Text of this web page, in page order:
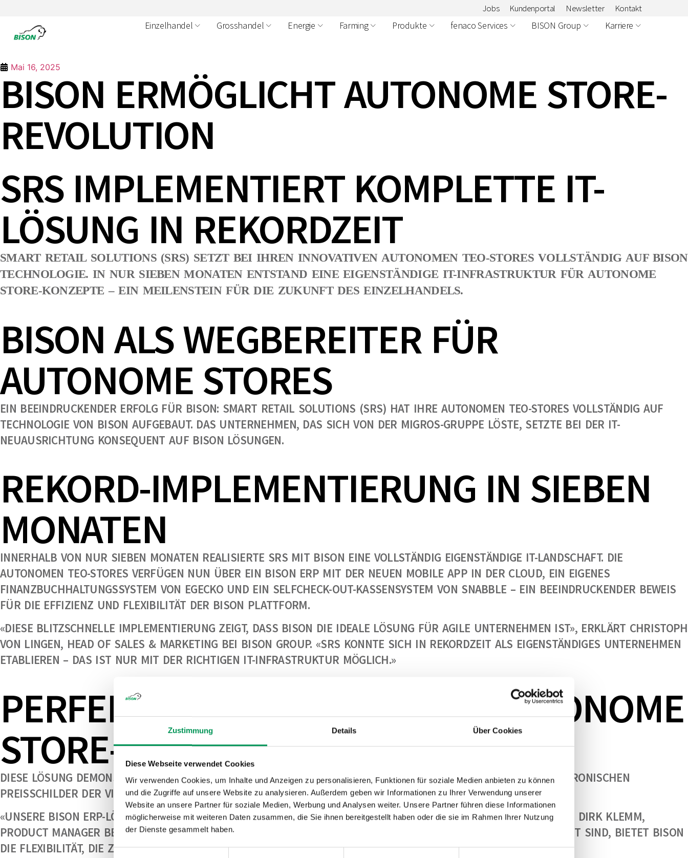
Zustimmung Details Über Cookies
Diese Webseite verwendet Cookies
Wir verwenden Cookies, um Inhalte und Anzeigen zu personalisieren, Funktionen für soziale Medien anbieten zu können
und die Zugriffe auf unsere Website zu analysieren. Außerdem geben wir Informationen zu Ihrer Verwendung unserer
Website an unsere Partner für soziale Medien, Werbung und Analysen weiter. Unsere Partner führen diese Informationen
möglicherweise mit weiteren Daten zusammen, die Sie ihnen bereitgestellt haben oder die sie im Rahmen Ihrer Nutzung
der Dienste gesammelt haben.
Einwilligungsauswahl
Jobs Kundenportal Newsletter Kontakt
Einzelhandel Grosshandel Energie Farming Produkte fenaco Services BISON Group Karriere
Mai 16, 2025
BISON ERMÖGLICHT AUTONOME STORE-
REVOLUTION
SRS IMPLEMENTIERT KOMPLETTE IT-
LÖSUNG IN REKORDZEIT
SMART RETAIL SOLUTIONS (SRS) SETZT BEI IHREN INNOVATIVEN AUTONOMEN TEO-STORES VOLLSTÄNDIG AUF BISON
TECHNOLOGIE. IN NUR SIEBEN MONATEN ENTSTAND EINE EIGENSTÄNDIGE IT-INFRASTRUKTUR FÜR AUTONOME
STORE-KONZEPTE – EIN MEILENSTEIN FÜR DIE ZUKUNFT DES EINZELHANDELS.
BISON ALS WEGBEREITER FÜR
AUTONOME STORES
EIN BEEINDRUCKENDER ERFOLG FÜR BISON: SMART RETAIL SOLUTIONS (SRS) HAT IHRE AUTONOMEN TEO-STORES VOLLSTÄNDIG AUF
TECHNOLOGIE VON BISON AUFGEBAUT. DAS UNTERNEHMEN, DAS SICH VON DER MIGROS-GRUPPE LÖSTE, SETZTE BEI DER IT-
NEUAUSRICHTUNG KONSEQUENT AUF BISON LÖSUNGEN.
REKORD-IMPLEMENTIERUNG IN SIEBEN
MONATEN
INNERHALB VON NUR SIEBEN MONATEN REALISIERTE SRS MIT BISON EINE VOLLSTÄNDIG EIGENSTÄNDIGE IT-LANDSCHAFT. DIE
AUTONOMEN TEO-STORES VERFÜGEN NUN ÜBER EIN BISON ERP MIT DER NEUEN MOBILE APP IN DER CLOUD, EIN EIGENES
FINANZBUCHHALTUNGSSYSTEM VON EGECKO UND EIN SELFCHECK-OUT-KASSENSYSTEM VON SNABBLE – EIN BEEINDRUCKENDER BEWEIS
FÜR DIE EFFIZIENZ UND FLEXIBILITÄT DER BISON PLATTFORM.
«DIESE BLITZSCHNELLE IMPLEMENTIERUNG ZEIGT, DASS BISON DIE IDEALE LÖSUNG FÜR AGILE UNTERNEHMEN IST», ERKLÄRT CHRISTOPH
VON LINGEN, HEAD OF SALES & MARKETING BEI BISON GROUP. «SRS KONNTE SICH IN REKORDZEIT ALS EIGENSTÄNDIGES UNTERNEHMEN
ETABLIEREN – DAS IST NUR MIT DER RICHTIGEN IT-INFRASTRUKTUR MÖGLICH.»
PERFEKTE INTEGRATION FÜR AUTONOME
STORE-KONZEPTE
DIESE LÖSUNG DEMONSTRIERT DIE NAHTLOSE ANBINDUNG VERSCHIEDENER RETAIL-TECHNOLOGIEN, WIE DIE ELEKTRONISCHEN
PREISSCHILDER DER VISION GROUP.
«UNSERE BISON ERP-LÖSUNG WURDE SPEZIELL FÜR MODERNE, AUTONOME STORE-KONZEPTE OPTIMIERT», BETONT DIRK KLEMM,
PRODUCT MANAGER BEI BISON GROUP. «WÄHREND ANDERE SYSTEME FÜR TRADITIONELLE STRUKTUREN AUSGELEGT SIND, BIETET BISON
DIE FLEXIBILITÄT, DIE ZUKUNFTSORIENTIERTE HÄNDLER WIE SRS BENÖTIGEN.»